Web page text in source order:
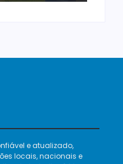
e atualizado,
locais, nacionais e